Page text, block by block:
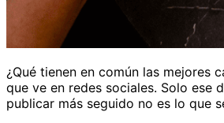
¿Qué tienen en común las mejores
que ve en redes sociales. Solo ese
publicar más seguido no es lo que